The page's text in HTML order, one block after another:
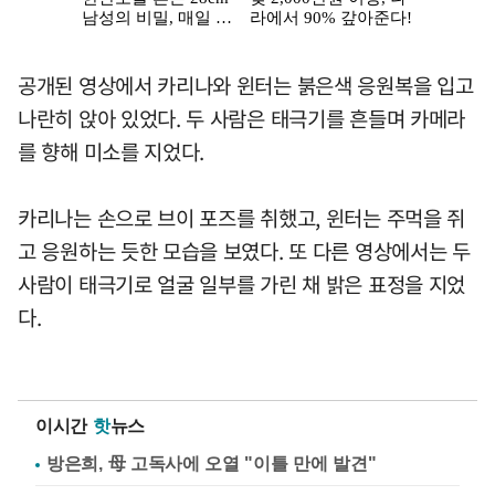
공개된 영상에서 카리나와 윈터는 붉은색 응원복을 입고
나란히 앉아 있었다. 두 사람은 태극기를 흔들며 카메라
를 향해 미소를 지었다.
카리나는 손으로 브이 포즈를 취했고, 윈터는 주먹을 쥐
고 응원하는 듯한 모습을 보였다. 또 다른 영상에서는 두
사람이 태극기로 얼굴 일부를 가린 채 밝은 표정을 지었
다.
이시간 핫뉴스
방은희, 母 고독사에 오열 "이틀 만에 발견"